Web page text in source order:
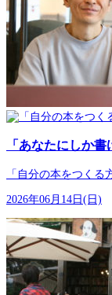
「あなたにしか
「自分の本をつく
2026年06月14日(日)